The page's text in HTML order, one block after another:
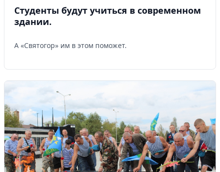
Студенты будут учиться в современном
здании.
А «Святогор» им в этом поможет.